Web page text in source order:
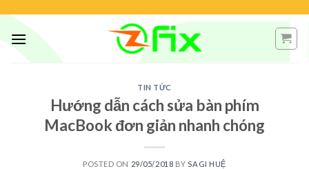
content
TIN TỨC
Hướng dẫn cách sửa bàn phím
MacBook đơn giản nhanh chóng
POSTED ON 29/05/2018 BY SAGI HUỆ